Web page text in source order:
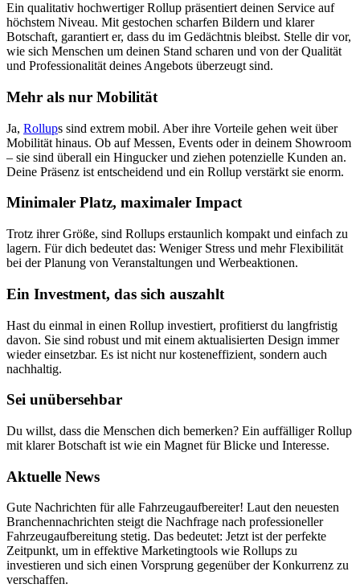
Ein qualitativ hochwertiger Rollup präsentiert deinen Service auf
höchstem Niveau. Mit gestochen scharfen Bildern und klarer
Botschaft, garantiert er, dass du im Gedächtnis bleibst. Stelle dir vor,
wie sich Menschen um deinen Stand scharen und von der Qualität
und Professionalität deines Angebots überzeugt sind.
Mehr als nur Mobilität
Ja, Rollups sind extrem mobil. Aber ihre Vorteile gehen weit über
Mobilität hinaus. Ob auf Messen, Events oder in deinem Showroom
– sie sind überall ein Hingucker und ziehen potenzielle Kunden an.
Deine Präsenz ist entscheidend und ein Rollup verstärkt sie enorm.
Minimaler Platz, maximaler Impact
Trotz ihrer Größe, sind Rollups erstaunlich kompakt und einfach zu
lagern. Für dich bedeutet das: Weniger Stress und mehr Flexibilität
bei der Planung von Veranstaltungen und Werbeaktionen.
Ein Investment, das sich auszahlt
Hast du einmal in einen Rollup investiert, profitierst du langfristig
davon. Sie sind robust und mit einem aktualisierten Design immer
wieder einsetzbar. Es ist nicht nur kosteneffizient, sondern auch
nachhaltig.
Sei unübersehbar
Du willst, dass die Menschen dich bemerken? Ein auffälliger Rollup
mit klarer Botschaft ist wie ein Magnet für Blicke und Interesse.
Aktuelle News
Gute Nachrichten für alle Fahrzeugaufbereiter! Laut den neuesten
Branchennachrichten steigt die Nachfrage nach professioneller
Fahrzeugaufbereitung stetig. Das bedeutet: Jetzt ist der perfekte
Zeitpunkt, um in effektive Marketingtools wie Rollups zu
investieren und sich einen Vorsprung gegenüber der Konkurrenz zu
verschaffen.